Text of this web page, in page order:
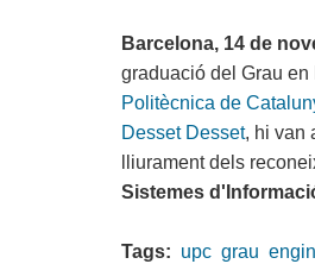
estudis
informàtica
Barcelona, 14 de
graduació del Grau
Politècnica de
Desset Desset, hi van
lliurament dels
Sistemes
Tags: upc grau